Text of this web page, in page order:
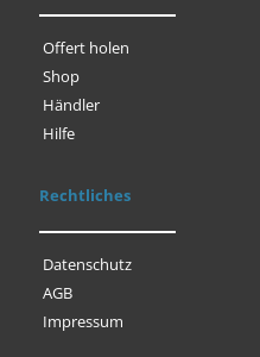
Offert holen
Shop
Händler
Hilfe
Rechtliches
Datenschutz
AGB
Impressum